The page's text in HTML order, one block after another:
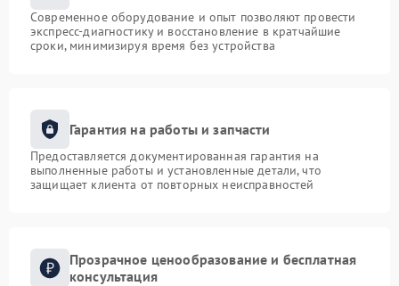
Современное оборудование и опыт позволяют провести
экспресс-диагностику и восстановление в кратчайшие
сроки, минимизируя время без устройства
Гарантия на работы и запчасти
Предоставляется документированная гарантия на
выполненные работы и установленные детали, что
защищает клиента от повторных неисправностей
Прозрачное ценообразование и бесплатная
консультация